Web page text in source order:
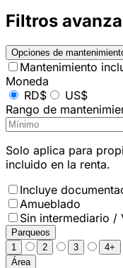
Filtros
Opciones de
Mantenimiento
Moneda
RD$
US$
Rango de
Solo aplica para
incluido en la renta.
Incluye
Amueblado
Sin intermediario /
Parqueos
1
2 3
4+
Área